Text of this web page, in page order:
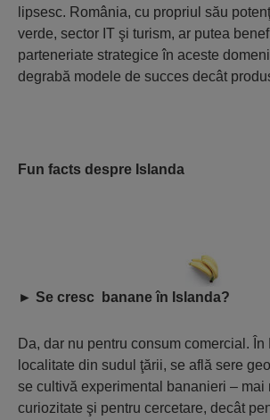
lipsesc. România, cu propriul său
verde, sector IT şi turism, ar putea
parteneriate strategice în aceste
degrabă modele de succes decât
Fun facts despre Islanda
► Se cresc banane în Islanda?
Da, dar nu pentru consum comercial. În
localitate din sudul ţării, se află sere
se cultivă experimental bananieri – mai
curiozitate şi pentru cercetare, decât